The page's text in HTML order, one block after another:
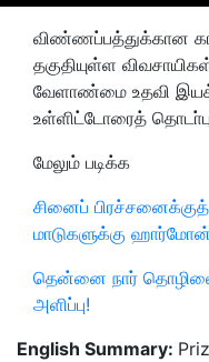
விண்ணப்பத்துக்கான
தகுதியுள்ள
வேளாண்மை உதவி
உள்ளிட்டோரைத்
மேலும் படிக்க
சினைப்
மாடுகளுக்கு ஹார்மோன்
தென்னை நார் தொழிலை
அளிப்பு!
English Summary: